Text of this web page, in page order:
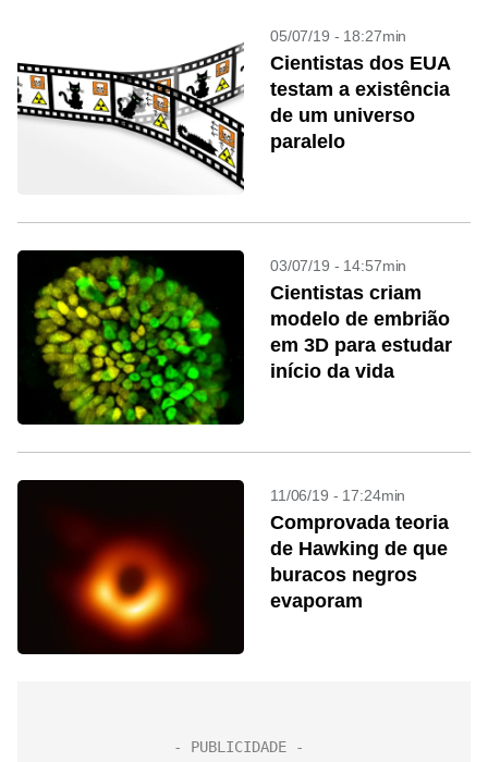
05/07/19 - 18:27min
Cientistas dos EUA
testam a existência
de um universo
paralelo
03/07/19 - 14:57min
Cientistas criam
modelo de embrião
em 3D para estudar
início da vida
11/06/19 - 17:24min
Comprovada teoria
de Hawking de que
buracos negros
evaporam